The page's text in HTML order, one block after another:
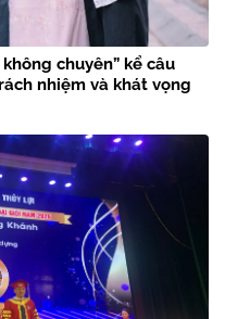
chuyên” kể câu
nhiệm và khát vọng